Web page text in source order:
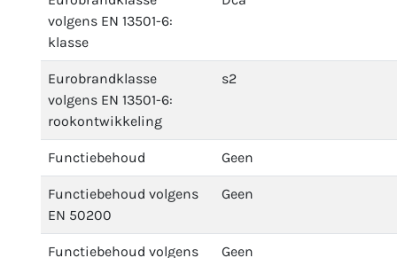
volgens EN 13501-6:
klasse
Eurobrandklasse
volgens EN 13501-6:
rookontwikkeling
s2
Functiebehoud Geen
Functiebehoud volgens
EN 50200
Geen
Functiebehoud volgens Geen